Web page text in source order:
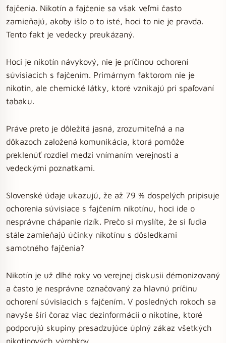
fajčenia. Nikotín a fajčenie sa však veľmi často
zamieňajú, akoby išlo o to isté, hoci to nie je pravda.
Tento fakt je vedecky preukázaný.
Hoci je nikotín návykový, nie je príčinou ochorení
súvisiacich s fajčením. Primárnym faktorom nie je
nikotín, ale chemické látky, ktoré vznikajú pri spaľovaní
tabaku.
Práve preto je dôležitá jasná, zrozumiteľná a na
dôkazoch založená komunikácia, ktorá pomôže
preklenúť rozdiel medzi vnímaním verejnosti a
vedeckými poznatkami.
Slovenské údaje ukazujú, že až 79 % dospelých pripisuje
ochorenia súvisiace s fajčením nikotínu, hoci ide o
nesprávne chápanie rizík. Prečo si myslíte, že si ľudia
stále zamieňajú účinky nikotínu s dôsledkami
samotného fajčenia?
Nikotín je už dlhé roky vo verejnej diskusii démonizovaný
a často je nesprávne označovaný za hlavnú príčinu
ochorení súvisiacich s fajčením. V posledných rokoch sa
navyše šíri čoraz viac dezinformácií o nikotíne, ktoré
podporujú skupiny presadzujúce úplný zákaz všetkých
nikotínových výrobkov.